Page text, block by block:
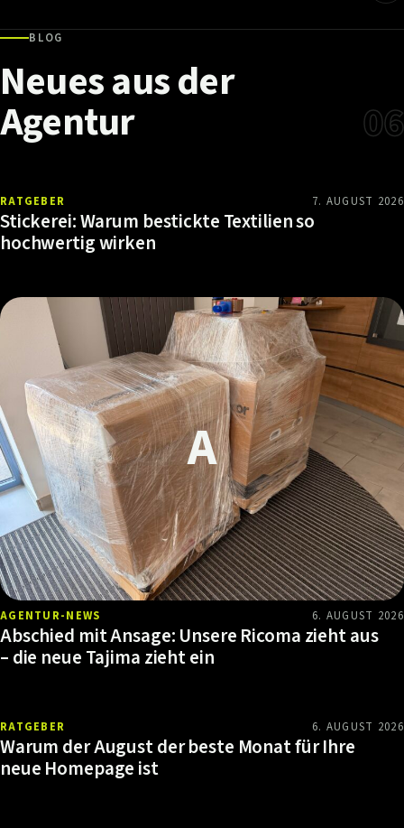
BLOG
Neuesausder
Agentur 06
RATGEBER 7. AUGUST 2026
Stickerei: Warum bestickte Textilien so
hochwertig wirken
AGENTUR-NEWS 6. AUGUST 2026
Abschied mit Ansage: Unsere Ricoma zieht aus
– die neue Tajima zieht ein
RATGEBER 6. AUGUST 2026
Warum der August der beste Monat für Ihre
neue Homepage ist